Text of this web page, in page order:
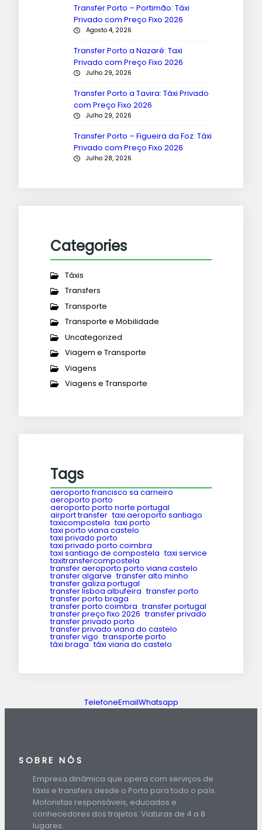
Transfer Porto – Portimão: Táxi
Privado com Preço Fixo 2026
Agosto 4, 2026
Transfer Porto a Nazaré: Taxi
Privado com Preço Fixo 2026
Julho 29, 2026
Transfer Porto a Tavira: Táxi Privado
com Preço Fixo 2026
Julho 29, 2026
Transfer Porto – Figueira da Foz: Táxi
Privado com Preço Fixo 2026
Julho 28, 2026
Categories
Táxis
Transfers
Transporte
Transporte e Mobilidade
Uncategorized
Viagem e Transporte
Viagens
Viagens e Transporte
Tags
aeroporto francisco sa carneiro
aeroporto porto
aeroporto porto norte portugal
airport transfer taxi aeroporto santiago
taxicompostela taxi porto
taxi porto viana castelo
taxi privado porto
taxi privado porto coimbra
taxi santiago de compostela taxi service
taxitransfercompostela
transfer aeroporto porto viana castelo
transfer algarve transfer alto minho
transfer galiza portugal
transfer lisboa albufeira transfer porto
transfer porto braga
transfer porto coimbra transfer portugal
transfer preço fixo 2026 transfer privado
transfer privado porto
transfer privado viana do castelo
transfer vigo transporte porto
táxi braga táxi viana do castelo
TelefoneEmailWhatsapp
SOBRE NÓS
Empresa dinâmica que opera com serviços de
táxis e transfers desde o Porto para todo o país.
Motoristas responsáveis, educados e
conhecedores dos trajetos. Viaturas de 4 a 8
lugares.